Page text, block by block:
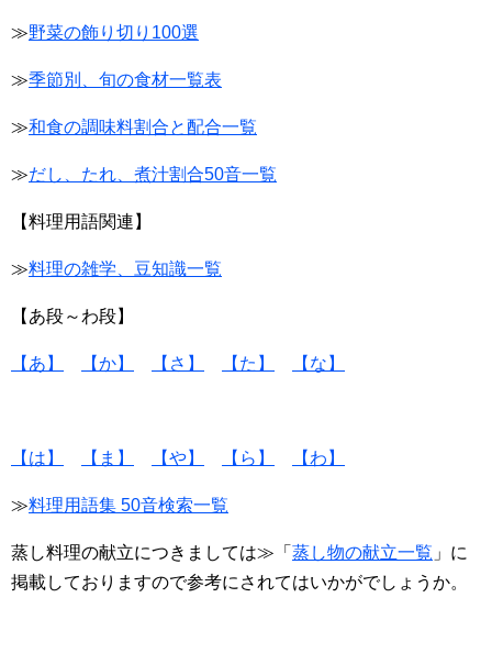
≫野菜の飾り切り100選
≫季節別、旬の食材一覧表
≫和食の調味料割合と配合一覧
≫だし、たれ、煮汁割合50音一覧
【料理用語関連】
≫料理の雑学、豆知識一覧
【あ段～わ段】
【あ】 【か】 【さ】 【た】 【な】
【は】 【ま】 【や】 【ら】 【わ】
≫料理用語集 50音検索一覧
蒸し料理の献立につきましては≫「 蒸し物の献立一覧 」に
掲載しておりますので参考にされてはいかがでしょうか。